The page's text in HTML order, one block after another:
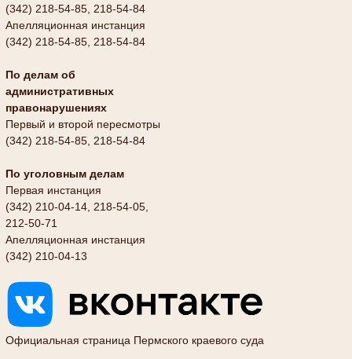
(342) 218-54-85, 218-54-84
Апелляционная инстанция
(342) 218-54-85, 218-54-84
По делам об
административных
правонарушениях
Первый и второй пересмотры
(342) 218-54-85, 218-54-84
По уголовным делам
Первая инстанция
(342) 210-04-14, 218-54-05,
212-50-71
Апелляционная инстанция
(342) 210-04-13
Официальная страница Пермского краевого суда